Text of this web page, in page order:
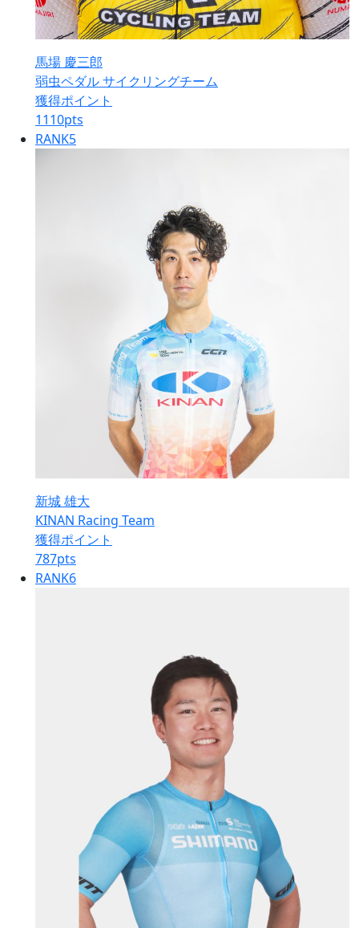
馬場 慶三郎
弱虫ペダル サイクリングチーム
獲得ポイント
1110pts
RANK5
新城 雄大
KINAN Racing Team
獲得ポイント
787pts
RANK6